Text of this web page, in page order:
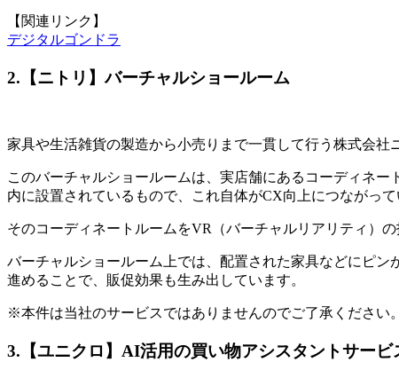
【関連リンク】
デジタルゴンドラ
2.【ニトリ】バーチャルショールーム
家具や生活雑貨の製造から小売りまで一貫して行う株式会社
このバーチャルショールームは、実店舗にあるコーディネ
内に設置されているもので、これ自体がCX向上につながって
そのコーディネートルームをVR（バーチャルリアリティ）
バーチャルショールーム上では、配置された家具などにピ
進めることで、販促効果も生み出しています。
※本件は当社のサービスではありませんのでご了承ください。
3.【ユニクロ】AI活用の買い物アシスタントサービ